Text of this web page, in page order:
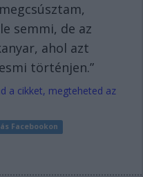
semmi, de az
ahol azt
történjen.”
a cikket, megteheted az
Facebookon